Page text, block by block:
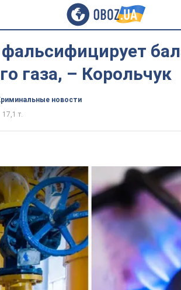
фальсифицирует
газа, – Корольчук
новости
17,1 т.